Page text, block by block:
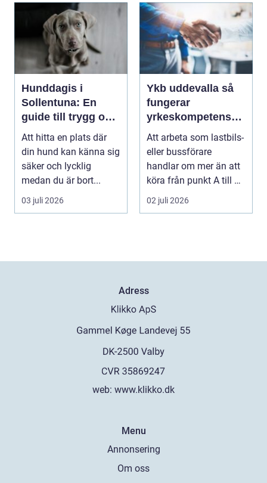
Hunddagis i
Sollentuna: En
guide till trygg och
stimulerande
dagvård för din
hund
Att hitta en plats där
din hund kan känna sig
säker och lycklig
medan du är bort...
03 juli 2026
Ykb uddevalla så
fungerar
yrkeskompetensbe
vis för lastbil och
buss
Att arbeta som lastbils-
eller bussförare
handlar om mer än att
köra från punkt A till B.
Bakom varj...
02 juli 2026
Adress
web: www.klikko.dk
Menu
Annonsering
Om oss